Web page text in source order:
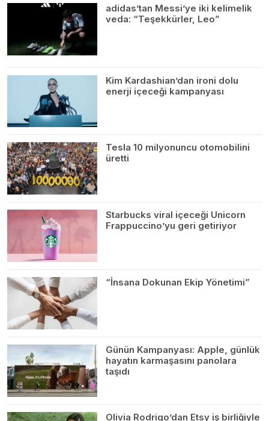
adidas’tan Messi’ye iki kelimelik
veda: “Teşekkürler, Leo”
Kim Kardashian’dan ironi dolu
enerji içeceği kampanyası
Tesla 10 milyonuncu otomobilini
üretti
Starbucks viral içeceği Unicorn
Frappuccino’yu geri getiriyor
“İnsana Dokunan Ekip Yönetimi”
Günün Kampanyası: Apple, günlük
hayatın karmaşasını panolara
taşıdı
Olivia Rodrigo’dan Etsy iş birliğiyle